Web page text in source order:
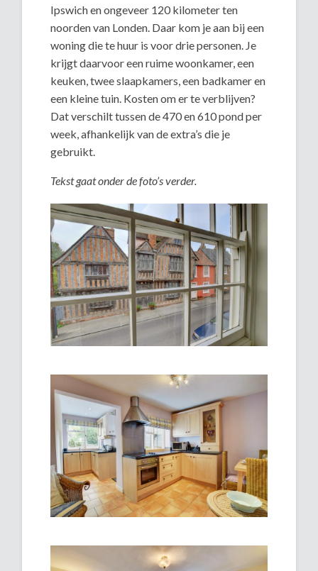
Ipswich en ongeveer 120 kilometer ten
noorden van Londen. Daar kom je aan bij een
woning die te huur is voor drie personen. Je
krijgt daarvoor een ruime woonkamer, een
keuken, twee slaapkamers, een badkamer en
een kleine tuin. Kosten om er te verblijven?
Dat verschilt tussen de 470 en 610 pond per
week, afhankelijk van de extra’s die je
gebruikt.
Tekst gaat onder de foto’s verder.